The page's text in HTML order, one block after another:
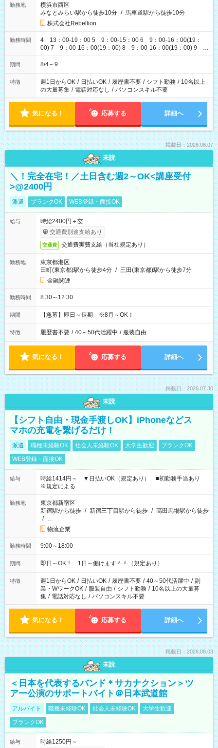
勤務地
横浜市西区
みなとみらい駅から徒歩10分 / 馬車道駅から徒歩10分
株式会社Rebellion
勤務時間
4 13：00-19：00 5 9：00-15：00 6 9：00-16：00(19：
00) 7 9：00-16：00(19：00) 8 9：00-16：00(19：00) 9
9：00-16：00(19：00)
期間 8/4～9
特徴 週1日からOK / 日払いOK / 履歴書不要 / シフト勤務 / 10名以上
の大量募集 / 電話対応なし / パソコンスキル不要
気になる！ 応募する 詳細へ
掲載日：2026.08.07
未読
＼！完全在宅！／土日含む週2～OK<講座受付
>@2400円
派遣 ブランクOK WEB登録・面接OK
給与
時給2400円＋交
交通費別途支給あり
交通費 交通費実費支給（当社規定あり）
勤務地
東京都港区
田町(東京都)駅から徒歩4分 / 三田(東京都)駅から徒歩7分
金融関連
勤務時間 8:30～12:30
期間 【急募】即日～長期 ※8月～OK！
特徴 履歴書不要 / 40～50代活躍中 / 服装自由
気になる！ 応募する 詳細へ
掲載日：2026.07.30
未読
【シフト自由・現金手渡しOK】iPhoneなどス
マホの充電を繋げるだけ！
派遣 職種未経験OK 社会人未経験OK 大学生歓迎
ブランクOK
WEB登録・面接OK
給与
時給1414円～ ▼日払いOK（規定あり） ■初勤務手当あり
※規定による
勤務地
東京都新宿区
新宿駅から徒歩 / 新宿三丁目駅から徒歩 / 高田馬場駅から徒歩
/ …
物流企業
勤務時間 9:00～18:00
期間 即日～OK！ 1日～働けます＾＾（規定あり）
特徴 週1日からOK / 日払いOK / 履歴書不要 / 40～50代活躍中 / 副
業・WワークOK / 服装自由 / シフト勤務 / 10名以上の大量募
集 / 電話対応なし / パソコンスキル不要
気になる！ 応募する 詳細へ
掲載日：2026.08.03
未読
＜日本を代表するバンド＊サカナクション＞ツ
アー公演のサポートバイト＠日本武道館
アルバイト 職種未経験OK 社会人未経験OK
大学生歓迎
ブランクOK
給与
時給1250円～